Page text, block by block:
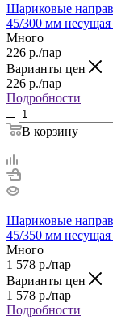
Шариковые
45/300 мм
Много
226 р./пар
Варианты цен
226 р./пар
Подробности
В корзину
Шариковые
45/350 мм
Много
1 578 р./пар
Варианты цен
1 578 р./пар
Подробности